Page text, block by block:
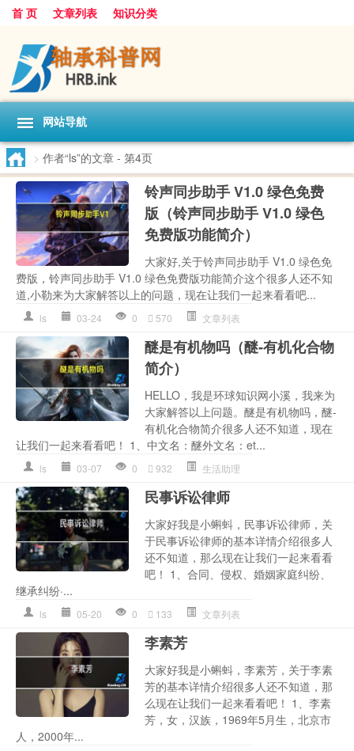
首 页 文章列表 知识分类
网站导航
> 作者“ls”的文章 - 第4页
铃声同步助手 V1.0 绿色免费
版（铃声同步助手 V1.0 绿色
免费版功能简介）
大家好,关于铃声同步助手 V1.0 绿色免
费版，铃声同步助手 V1.0 绿色免费版功能简介这个很多人还不知
道,小勒来为大家解答以上的问题，现在让我们一起来看看吧...
ls 03-24 0 570 文章列表
醚是有机物吗（醚-有机化合物
简介）
HELLO，我是环球知识网小溪，我来为
大家解答以上问题。醚是有机物吗，醚-
有机化合物简介很多人还不知道，现在
让我们一起来看看吧！ 1、中文名：醚外文名：et...
ls 03-07 0 932 生活助理
民事诉讼律师
大家好我是小蝌蚪，民事诉讼律师，关
于民事诉讼律师的基本详情介绍很多人
还不知道，那么现在让我们一起来看看
吧！ 1、合同、侵权、婚姻家庭纠纷、
继承纠纷·...
ls 05-20 0 133 文章列表
李素芳
大家好我是小蝌蚪，李素芳，关于李素
芳的基本详情介绍很多人还不知道，那
么现在让我们一起来看看吧！ 1、李素
芳，女，汉族，1969年5月生，北京市
人，2000年...